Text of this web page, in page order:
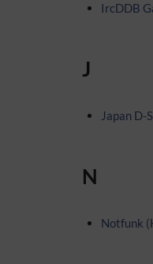
IrcDDB
J
Japan D-
N
Notfunk